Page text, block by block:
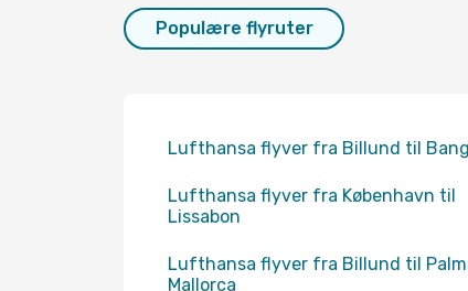
Populære flyruter
Lufthansa flyver fra Billund til
Lufthansa flyver fra København til
Lissabon
Lufthansa flyver fra Billund til
Mallorca